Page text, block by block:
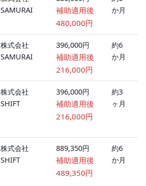
SAMURAI
補助適用後
480,000円
か月
株式会社
SAMURAI
396,000円
補助適用後
216,000円
約6
か月
株式会社
SHIFT
396,000円
補助適用後
216,000円
約3
ヶ月
株式会社
SHIFT
889,350円
補助適用後
489,350円
約6
か月